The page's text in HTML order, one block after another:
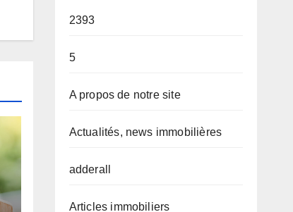
2393
5
A propos de notre site
Actualités, news immobilières
adderall
Articles immobiliers